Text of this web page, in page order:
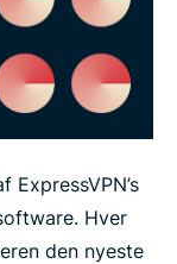
ExpressVPN’s
Hver
den nyeste